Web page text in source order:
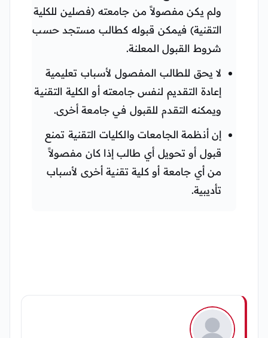
ولم يكن مفصولاً من جامعته (فصلين للكلية
التقنية) فيمكن قبوله كطالب مستجد حسب
شروط القبول المعلنة.
لا يحق للطالب المفصول لأسباب تعليمية
إعادة التقديم لنفس جامعته أو الكلية التقنية
ويمكنه التقدم للقبول في جامعة أخرى.
إن أنظمة الجامعات والكليات التقنية تمنع
قبول أو تحويل أي طالب إذا كان مفصولاً
من أي جامعة أو كلية تقنية أخرى لأسباب
تأديبية.